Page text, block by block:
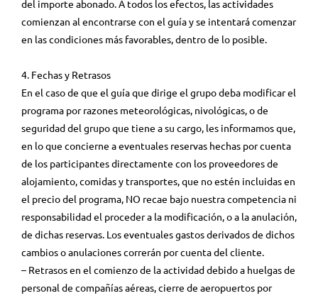
del importe abonado. A todos los efectos, las actividades
comienzan al encontrarse con el guía y se intentará comenzar
en las condiciones más favorables, dentro de lo posible.
4. Fechas y Retrasos
En el caso de que el guía que dirige el grupo deba modificar el
programa por razones meteorológicas, nivológicas, o de
seguridad del grupo que tiene a su cargo, les informamos que,
en lo que concierne a eventuales reservas hechas por cuenta
de los participantes directamente con los proveedores de
alojamiento, comidas y transportes, que no estén incluidas en
el precio del programa, NO recae bajo nuestra competencia ni
responsabilidad el proceder a la modificación, o a la anulación,
de dichas reservas. Los eventuales gastos derivados de dichos
cambios o anulaciones correrán por cuenta del cliente.
– Retrasos en el comienzo de la actividad debido a huelgas de
personal de compañías aéreas, cierre de aeropuertos por